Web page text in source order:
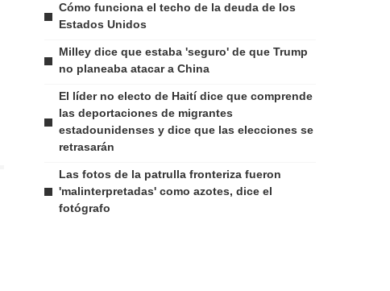
Cómo funciona el techo de la deuda de los
Estados Unidos
Milley dice que estaba 'seguro' de que Trump
no planeaba atacar a China
El líder no electo de Haití dice que comprende
las deportaciones de migrantes
estadounidenses y dice que las elecciones se
retrasarán
Las fotos de la patrulla fronteriza fueron
'malinterpretadas' como azotes, dice el
fotógrafo